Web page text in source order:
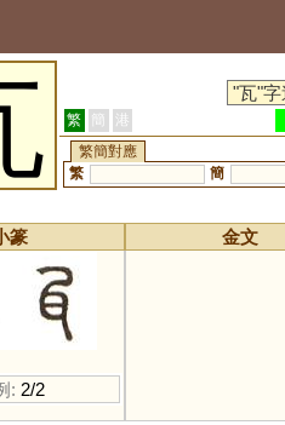
繁 簡 港
繁簡對應
繁
簡
篆
: 2/2
金文